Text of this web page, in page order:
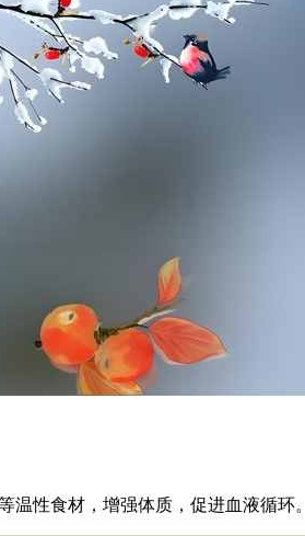
性食材，增强体质，促进血液循环。